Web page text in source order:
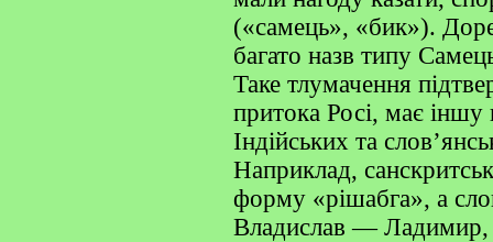
(«самець», «бик»).
багато назв типу
Таке тлумачення
притока Росі, має
Індійських та
Наприклад,
форму «рішабга», а
Владислав — Ладимир,